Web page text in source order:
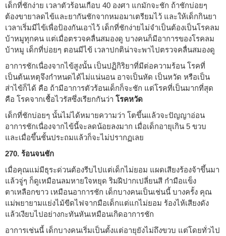
เด็กที่ชักง่าย เวลาตัวร้อนเกือบ 40 องศา แกมักจะชัก ถ้าชักบ่อยๆ
ต้องขายาลดไข้และยากันชักจากหมอมาเตรียมไว้ และให้เด็กกินยา
เวลาเริ่มมีไข้เพื่อป้องกันเอาไว้ เด็กที่ชักง่ายไม่จำเป็นต้องเป็นโรคลม
บ้าหมูทุกคน แต่เมื่อตรวจคลื่นสมองดู บางคนก็มีอาการของโรคลม
บ้าหมู เด็กที่บ่อยๆ ตอนมีไข้ เวลาปกติน่าจะพาไปตรวจคลื่นสมองดู
อาการชักเนื่องจากไข้สูงนั้น เป็นปฏิกิริยาที่มีต่อความร้อน โรคที่
เป็นต้นเหตุจึงกำหนดได้ไม่แน่นอน อาจเป็นหัด เป็นหวัด หรือเป็น
ส่าไข้ก็ได้ คือ ถ้ามีอาการตัวร้อนเด็กก็จะชัก แต่โรคที่เป็นมากที่สุด
คือ โรคจากเชื้อไวรัสซึ่งเรียกกันว่า โรคหวัด
เด็กที่ชักบ่อยๆ นั้นไม่ได้หมายความว่า โตขึ้นแล้วจะปัญญาอ่อน
อาการชักเนื่องจากไข้นี้จะลดน้อยลงมาก เมื่อเด็กอายุเกิน 5 ขวบ
และเมื่อขึ้นชั้นประถมแล้วก็จะไม่ปรากฏเลย
270. ร้อนจนชัก
เมื่อคุณแม่มีธุระด่วนต้องรีบไปแต่เด็กไม่ยอม แผดเสียงร้องจ้าขึ้นมา
แล้วจู่ๆ ก็ดูเหมือนลมหายใจหยุด ริมฝีปากเปลี่ยนสี กำมือแข็ง
ตาเหลือกขาว เหมือนอาการชัก เด็กบางคนเป็นเช่นนี้ บางครั้ง คุณ
แม่พยายามแย่งไม้ขีดไฟจากมือเด็กแต่แกไม่ยอม ร้องไห้เสียงดัง
แล้วเงียบไปอย่างกะทันหันเหมือนเกิดอาการชัก
อาการเช่นนี้ เด็กบางคนเริ่มเป็นตั้งแต่อายุยังไม่ถึงขวบ แต่โดยทั่วไป